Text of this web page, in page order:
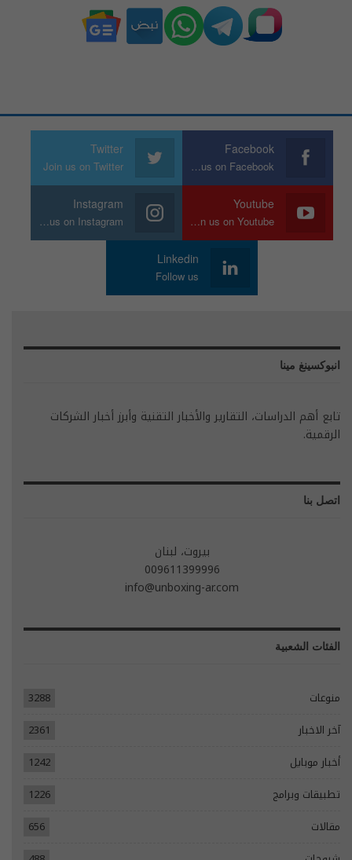
Facebook
Join us on Facebook
Twitter
Join us on Twitter
Youtube
Join us on Youtube
Instagram
Join us on Instagram
Linkedin
Follow us
انبوكسينغ مينا
تابع أهم الدراسات، التقارير والأخبار التقنية وأبرز أخبار الشركات
الرقمية.
اتصل بنا
بيروت، لبنان
009611399996
info@unboxing-ar.com
الفئات الشعبية
منوعات
3288
آخر الاخبار
2361
أخبار موبايل
1242
تطبيقات وبرامج
1226
مقالات
656